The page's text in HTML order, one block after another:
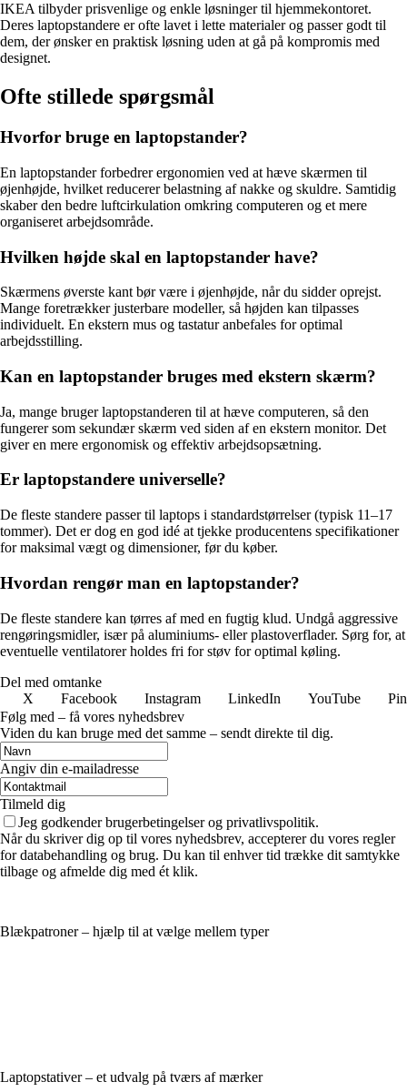
IKEA tilbyder prisvenlige og enkle løsninger til hjemmekontoret.
Deres laptopstandere er ofte lavet i lette materialer og passer godt til
dem, der ønsker en praktisk løsning uden at gå på kompromis med
designet.
Ofte stillede spørgsmål
Hvorfor bruge en laptopstander?
En laptopstander forbedrer ergonomien ved at hæve skærmen til
øjenhøjde, hvilket reducerer belastning af nakke og skuldre. Samtidig
skaber den bedre luftcirkulation omkring computeren og et mere
organiseret arbejdsområde.
Hvilken højde skal en laptopstander have?
Skærmens øverste kant bør være i øjenhøjde, når du sidder oprejst.
Mange foretrækker justerbare modeller, så højden kan tilpasses
individuelt. En ekstern mus og tastatur anbefales for optimal
arbejdsstilling.
Kan en laptopstander bruges med ekstern skærm?
Ja, mange bruger laptopstanderen til at hæve computeren, så den
fungerer som sekundær skærm ved siden af en ekstern monitor. Det
giver en mere ergonomisk og effektiv arbejdsopsætning.
Er laptopstandere universelle?
De fleste standere passer til laptops i standardstørrelser (typisk 11–17
tommer). Det er dog en god idé at tjekke producentens specifikationer
for maksimal vægt og dimensioner, før du køber.
Hvordan rengør man en laptopstander?
De fleste standere kan tørres af med en fugtig klud. Undgå aggressive
rengøringsmidler, især på aluminiums- eller plastoverflader. Sørg for, at
eventuelle ventilatorer holdes fri for støv for optimal køling.
Del med omtanke
X
Facebook Instagram LinkedIn YouTube
Følg med – få vores nyhedsbrev
Viden du kan bruge med det samme – sendt direkte til dig.
Angiv din e-mailadresse
Tilmeld dig
Jeg godkender brugerbetingelser og privatlivspolitik.
Når du skriver dig op til vores nyhedsbrev, accepterer du vores regler
for databehandling og brug. Du kan til enhver tid trække dit samtykke
tilbage og afmelde dig med ét klik.
Blækpatroner – hjælp til at vælge mellem typer
Laptopstativer – et udvalg på tværs af mærker